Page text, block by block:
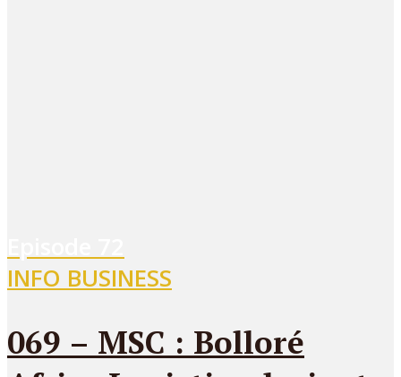
INFO BUSINESS
069 – MSC : Bolloré